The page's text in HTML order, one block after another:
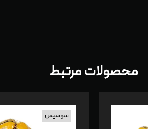
محصولات مرتبط
سوسیس